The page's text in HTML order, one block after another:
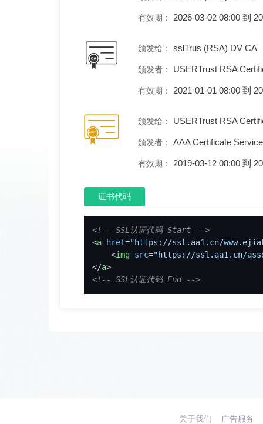
有效期： 2026-03-02 08:00 到
颁发给： sslTrus (RSA) DV CA
颁发者： USERTrust RSA
有效期： 2021-01-01 08:00 到
颁发给： USERTrust RSA
颁发者： AAA Certificate
有效期： 2019-03-12 08:00 到
证书代码
<!-- SSL认证代码 Start -->
<a href="https://ssl.aa1.cn/
<img src="https://ssl.aa1.cn/
</a>
<!-- SSL认证代码 End -->
关于我们 广告服务